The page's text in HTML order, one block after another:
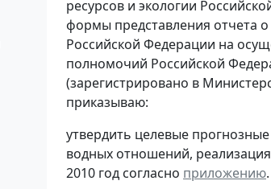
ресурсов и экологии
формы представления отчета
Российской Федерации на
полномочий Российской
(зарегистрировано в
приказываю:
утвердить целевые
водных отношений,
2010 год согласно приложению.